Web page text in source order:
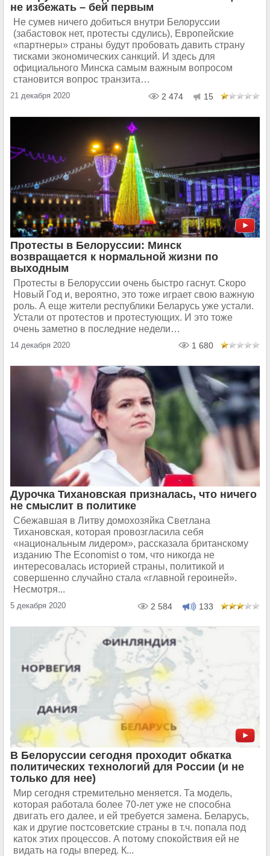
не избежать – бей первым
Не сумев ничего добиться внутри Белоруссии
(забастовок нет, протесты сдулись), Европейские
«партнеры» страны будут пробовать давить страну
тисками экономических санкций. И здесь для
официального Минска самым важным вопросом
становится вопрос транзита…
21 декабря 2020 2 474 15
Протесты в Белоруссии: Минск
возвращается к нормальной жизни по
выходным
Протесты в Белоруссии очень быстро гаснут. Скоро
Новый Год и, вероятно, это тоже играет свою важную
роль. А еще жители республики Беларусь уже устали.
Устали от протестов и протестующих. И это тоже
очень заметно в последние недели…
14 декабря 2020 1 680
Дурочка Тихановская призналась, что ничего
не смыслит в политике
Сбежавшая в Литву домохозяйка Светлана
Тихановская, которая провозгласила себя
«национальным лидером», рассказала британскому
изданию The Economist о том, что никогда не
интересовалась историей страны, политикой и
совершенно случайно стала «главной героиней».
Несмотря...
5 декабря 2020 2 584 133
В Белоруссии сегодня проходит обкатка
политических технологий для России (и не
только для нее)
Мир сегодня стремительно меняется. Та модель,
которая работала более 70-лет уже не способна
двигать его далее, и ей требуется замена. Беларусь,
как и другие постсоветские страны в т.ч. попала под
каток этих процессов. А потому спокойствия ей не
видать на годы вперед. К...